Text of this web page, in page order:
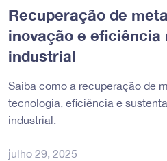
Recuperação de
inovação e eficiência
industrial
Saiba como a recuperação de
tecnologia, eficiência e
industrial.
julho 29, 2025